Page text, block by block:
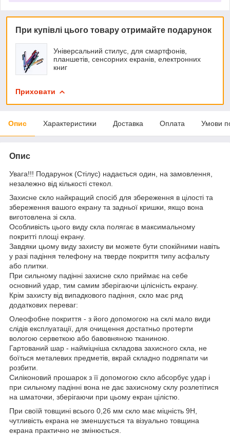
При купівлі цього товару отримайте подарунок
Універсальний стилус, для смартфонів,
планшетів, сенсорних екранів, електронних
книг
Приховати
Опис Характеристики Доставка Оплата Умови
Опис
Увага!!! Подарунок (Стілус) надається один, на замовлення,
незалежно від кількості стекол.
Захисне скло найкращий спосіб для збереження в цілості та
збереження вашого екрану та задньої кришки, якщо вона
виготовлена ​​зі скла.
Особливість цього виду скла полягає в максимальному
покритті площі екрану.
Завдяки цьому виду захисту ви можете бути спокійними навіть
у разі падіння телефону на тверде покриття типу асфальту
або плитки.
При сильному падінні захисне скло приймає на себе
основний удар, тим самим зберігаючи цілісність екрану.
Крім захисту від випадкового падіння, скло має ряд
додаткових переваг:
Олеофобне покриття - з його допомогою на склі мало види
слідів експлуатації, для очищення достатньо протерти
вологою серветкою або бавовняною тканиною.
Гартований шар - найміцніша складова захисного скла, не
боїться металевих предметів, вкрай складно подряпати чи
розбити.
Силіконовий прошарок з її допомогою скло абсорбує удар і
при сильному падінні вона не дає захисному склу розлетітися
на шматочки, зберігаючи при цьому екран цілістю.
При своїй товщині всього 0,26 мм скло має міцність 9Н,
чутливість екрана не зменшується та візуально товщина
екрана практично не змінюється.